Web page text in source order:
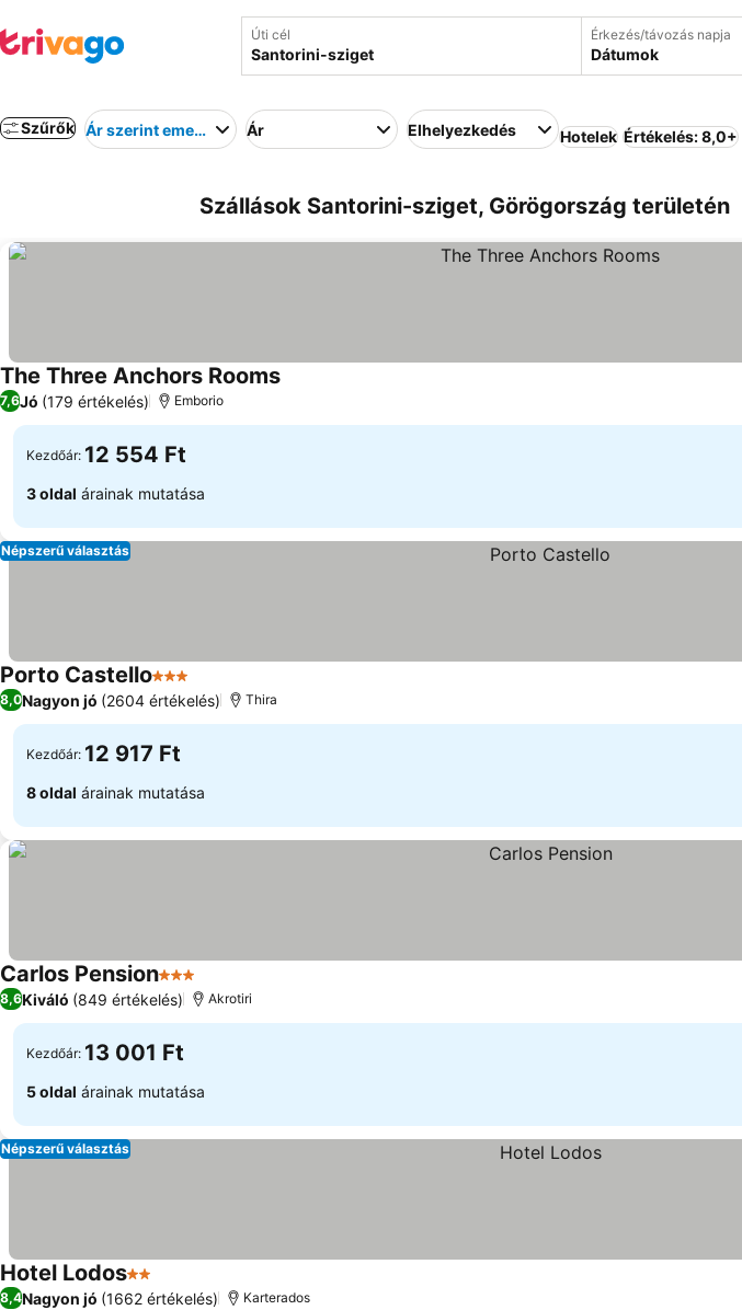
Úti cél Érkezés/távozás napja
Dátumok
Szűrők Ár szerint emelkedő Ár Elhelyezkedés Hotelek Értékelés: 8,0+
Szállások Santorini-sziget, Görögország területén
The Three Anchors Rooms
7,6Jó (179 értékelés) Emborio
Kezdőár: 12 554 Ft
3 oldal árainak mutatása
Népszerű választás
Porto Castello3 Kategória
8,0Nagyon jó (2604 értékelés) Thira
Kezdőár: 12 917 Ft
8 oldal árainak mutatása
Carlos Pension3 Kategória
8,6Kiváló (849 értékelés) Akrotiri
Kezdőár: 13 001 Ft
5 oldal árainak mutatása
Népszerű választás
Hotel Lodos2 Kategória
8,4Nagyon jó (1662 értékelés) Karterados